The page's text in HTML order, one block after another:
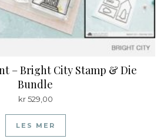
– Bright City Stamp & Die
Bundle
kr529,00
LES MER